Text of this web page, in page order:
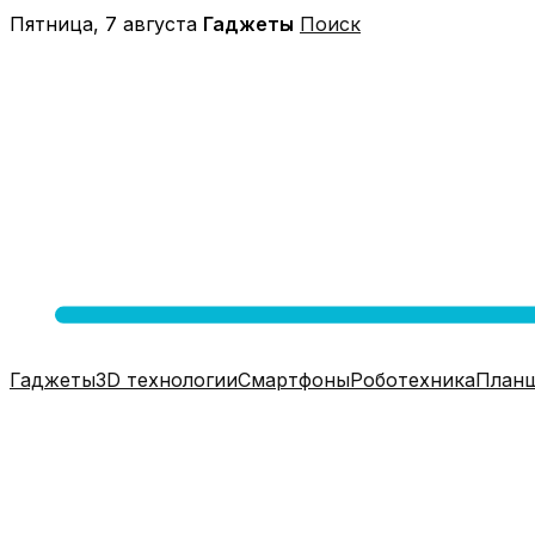
Перейти
Пятница, 7 августа Гаджеты Поиск
Гаджеты3D технологииСмартфоныРоботехника